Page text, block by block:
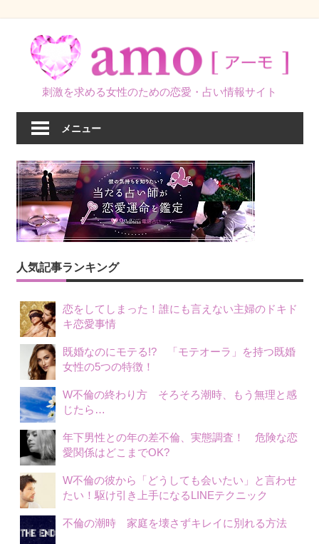
刺激を求める女性のための恋愛・占い情報サイト
メニュー
人気記事ランキング
恋をしてしまった！誰にも言えない主婦のドキド
キ恋愛事情
既婚なのにモテる!? 「モテオーラ」を持つ既婚
女性の5つの特徴！
W不倫の終わり方 そろそろ潮時、もう無理と感
じたら…
年下男性との年の差不倫、実態調査！ 危険な恋
愛関係はどこまでOK?
W不倫の彼から「どうしても会いたい」と言わせ
たい！駆け引き上手になるLINEテクニック
不倫の潮時 家庭を壊さずキレイに別れる方法